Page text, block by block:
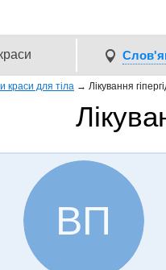
краси для тіла → Лікування
ВП